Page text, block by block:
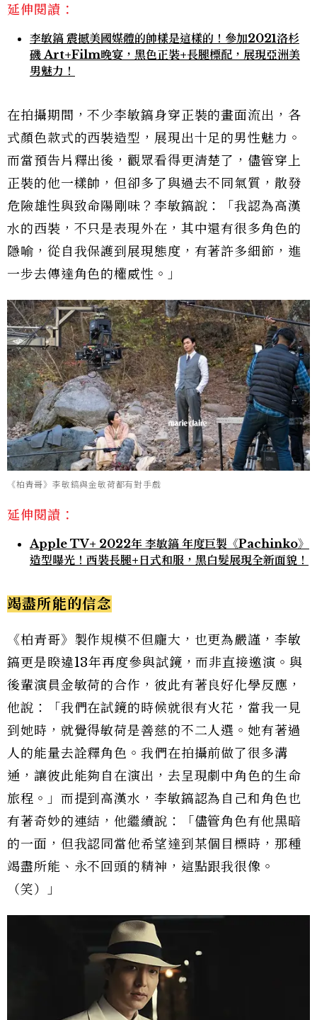
延伸閱讀：
李敏鎬 震撼美國媒體的帥樣是這樣的！參加2021洛杉
磯 Art+Film晚宴，黑色正裝+長腿標配，展現亞洲美
男魅力！
在拍攝期間，不少李敏鎬身穿正裝的畫面流出，各
式顏色款式的西裝造型，展現出十足的男性魅力。
而當預告片釋出後，觀眾看得更清楚了，儘管穿上
正裝的他一樣帥，但卻多了與過去不同氣質，散發
危險雄性與致命陽剛味？李敏鎬說：「我認為高漢
水的西裝，不只是表現外在，其中還有很多角色的
隱喻，從自我保護到展現態度，有著許多細節，進
一步去傳達角色的權威性。」
《柏青哥》李敏鎬與金敏荷都有對手戲
延伸閱讀：
Apple TV+ 2022年 李敏鎬 年度巨製《Pachinko》
造型曝光！西裝長腿+日式和服，黑白髮展現全新面貌！
竭盡所能的信念
《柏青哥》製作規模不但龐大，也更為嚴謹，李敏
鎬更是睽違13年再度參與試鏡，而非直接邀演。與
後輩演員金敏荷的合作，彼此有著良好化學反應，
他說：「我們在試鏡的時候就很有火花，當我一見
到她時，就覺得敏荷是善慈的不二人選。她有著過
人的能量去詮釋角色。我們在拍攝前做了很多溝
通，讓彼此能夠自在演出，去呈現劇中角色的生命
旅程。」而提到高漢水，李敏鎬認為自己和角色也
有著奇妙的連結，他繼續說：「儘管角色有他黑暗
的一面，但我認同當他希望達到某個目標時，那種
竭盡所能、永不回頭的精神，這點跟我很像。
（笑）」